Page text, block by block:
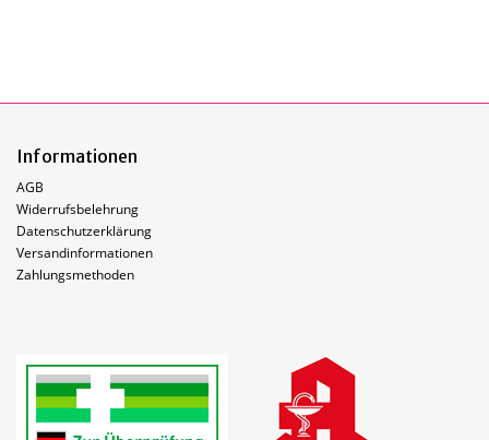
Informationen
AGB
Widerrufsbelehrung
Datenschutzerklärung
Versandinformationen
Zahlungsmethoden